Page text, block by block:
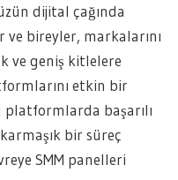
dijital çağında
bireyler, markalarını
ve geniş kitlelere
etkin bir
platformlarda başarılı
bir süreç
SMM panelleri